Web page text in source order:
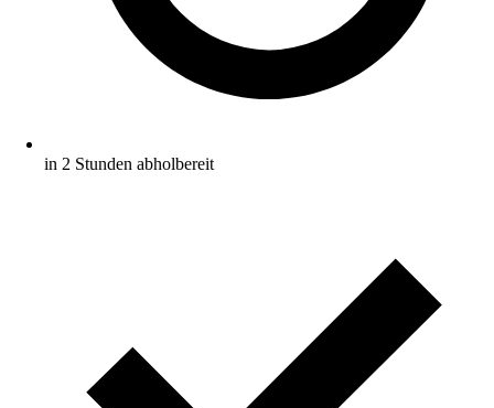
in 2 Stunden abholbereit